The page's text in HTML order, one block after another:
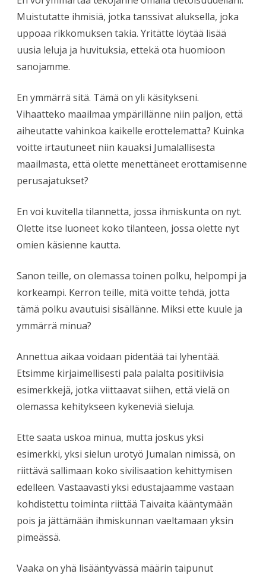
Muistutatte ihmisiä, jotka tanssivat aluksella, joka
uppoaa rikkomuksen takia. Yritätte löytää lisää
uusia leluja ja huvituksia, ettekä ota huomioon
sanojamme.
En ymmärrä sitä. Tämä on yli käsitykseni.
Vihaatteko maailmaa ympärillänne niin paljon, että
aiheutatte vahinkoa kaikelle erottelematta? Kuinka
voitte irtautuneet niin kauaksi Jumalallisesta
maailmasta, että olette menettäneet erottamisenne
perusajatukset?
En voi kuvitella tilannetta, jossa ihmiskunta on nyt.
Olette itse luoneet koko tilanteen, jossa olette nyt
omien käsienne kautta.
Sanon teille, on olemassa toinen polku, helpompi ja
korkeampi. Kerron teille, mitä voitte tehdä, jotta
tämä polku avautuisi sisällänne. Miksi ette kuule ja
ymmärrä minua?
Annettua aikaa voidaan pidentää tai lyhentää.
Etsimme kirjaimellisesti pala palalta positiivisia
esimerkkejä, jotka viittaavat siihen, että vielä on
olemassa kehitykseen kykeneviä sieluja.
Ette saata uskoa minua, mutta joskus yksi
esimerkki, yksi sielun urotyö Jumalan nimissä, on
riittävä sallimaan koko sivilisaation kehittymisen
edelleen. Vastaavasti yksi edustajaamme vastaan
kohdistettu toiminta riittää Taivaita kääntymään
pois ja jättämään ihmiskunnan vaeltamaan yksin
pimeässä.
Vaaka on yhä lisääntyvässä määrin taipunut